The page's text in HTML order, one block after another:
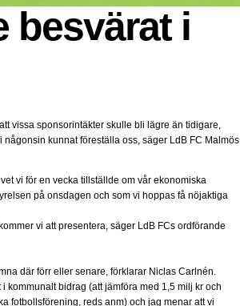
besvärat i
vissa sponsorintäkter skulle bli lägre än tidigare,
kunnat föreställa oss, säger LdB FC Malmös
vi för en vecka tillställde om vår ekonomiska
på onsdagen och som vi hoppas få nöjaktiga
vi att presentera, säger LdB FCs ordförande
där förr eller senare, förklarar Niclas Carlnén.
kommunalt bidrag (att jämföra med 1,5 milj kr och
fotbollsförening, reds anm) och jag menar att vi